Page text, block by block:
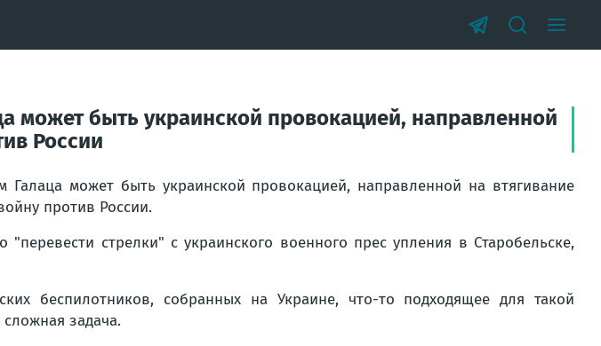
может быть украинской провокацией, направленной
России
может быть украинской провокацией, направленной на втягивание
против России.
стрелки" с украинского военного прес упления в Старобельске,
беспилотников, собранных на Украине, что-то подходящее для такой
задача.